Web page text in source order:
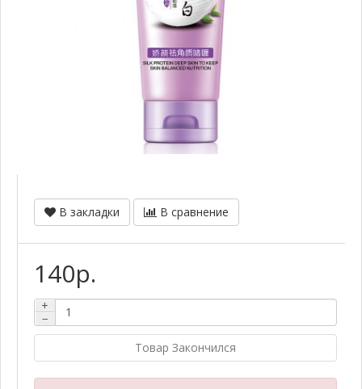
В закладки В сравнение
140р.
+
−
Товар Закончился